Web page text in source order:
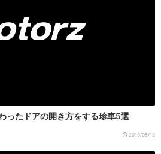
ったドアの開き方をする珍車5選
2019/05/13